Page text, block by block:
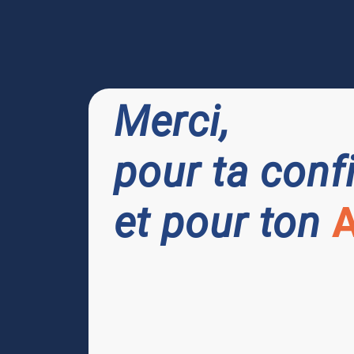
Merci,
pour ta
et pour ton